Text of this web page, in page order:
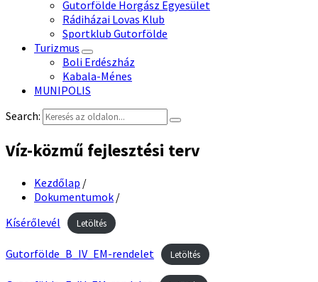
Gutorfölde Horgász Egyesület
Rádiházai Lovas Klub
Sportklub Gutorfölde
Turizmus
Boli Erdészház
Kabala-Ménes
MUNIPOLIS
Search:
Víz-közmű fejlesztési terv
Kezdőlap /
Dokumentumok /
Kísérőlevél
Letöltés
Gutorfölde_B_IV_EM-rendelet Letöltés